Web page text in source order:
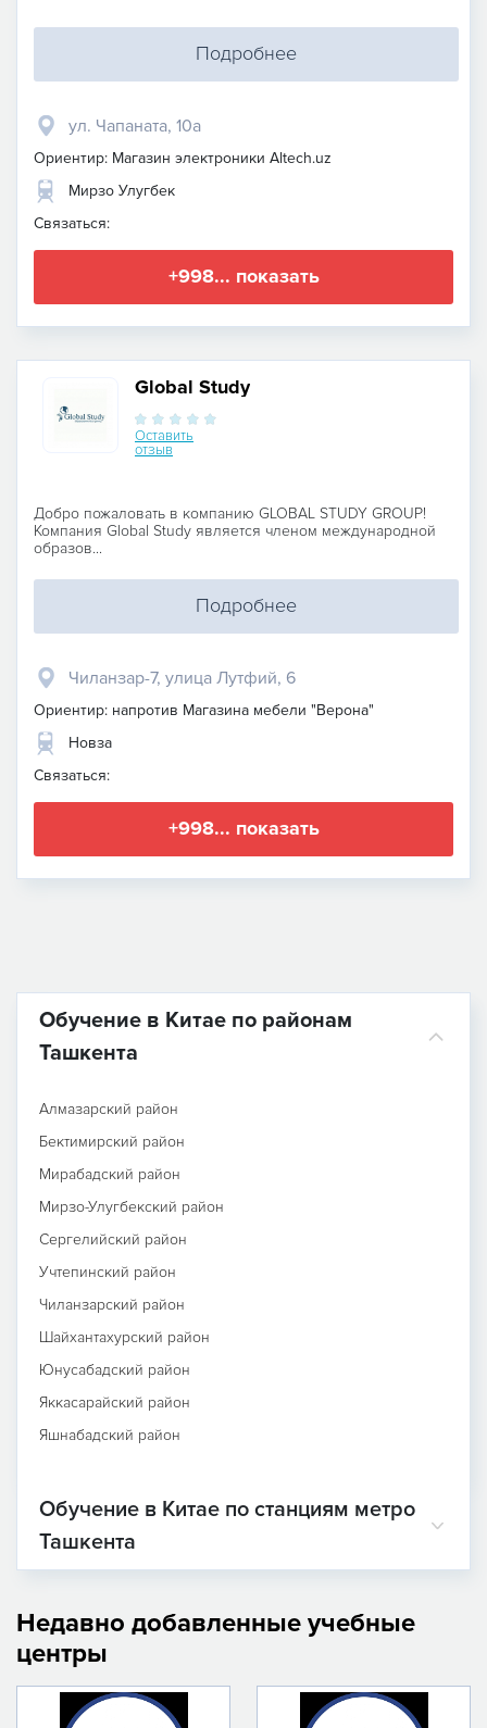
Подробнее
​ул. Чапаната, 10а
Ориентир: Магазин электроники Altech.uz
Мирзо Улугбек
Связаться:
+998... показать
Global Study
Оставить
отзыв
Добро пожаловать в компанию GLOBAL STUDY GROUP!
Компания Global Study является членом международной
образов...
Подробнее
Чиланзар-7, улица Лутфий, 6
Ориентир: напротив Магазина мебели "Верона"
Новза
Связаться:
+998... показать
Обучение в Китае по районам
Ташкента
Алмазарский район
Бектимирский район
Мирабадский район
Мирзо-Улугбекский район
Сергелийский район
Учтепинский район
Чиланзарский район
Шайхантахурский район
Юнусабадский район
Яккасарайский район
Яшнабадский район
Обучение в Китае по станциям метро
Ташкента
Недавно добавленные учебные
центры